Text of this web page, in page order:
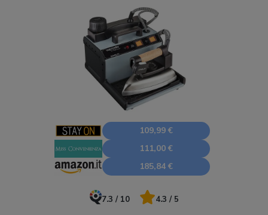
109,99 €
111,00 €
185,84 €
7.3 / 10 4.3 / 5